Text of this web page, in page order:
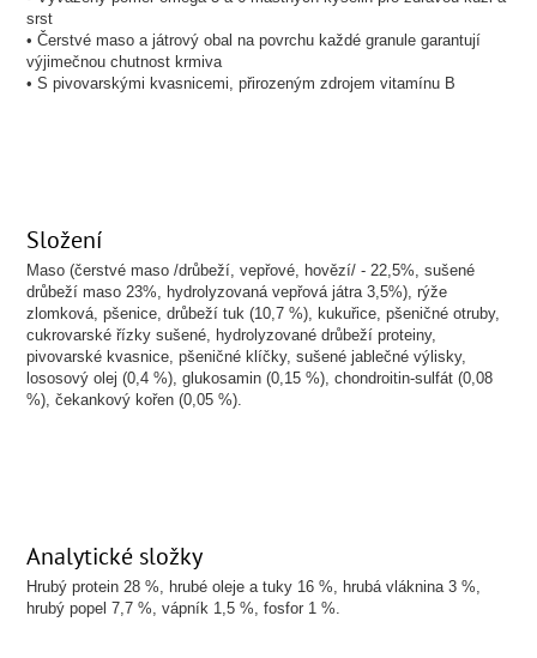
srst
• Čerstvé maso a játrový obal na povrchu každé granule garantují
výjimečnou chutnost krmiva
• S pivovarskými kvasnicemi, přirozeným zdrojem vitamínu B
Složení
Maso (čerstvé maso /drůbeží, vepřové, hovězí/ - 22,5%, sušené
drůbeží maso 23%, hydrolyzovaná vepřová játra 3,5%), rýže
zlomková, pšenice, drůbeží tuk (10,7 %), kukuřice, pšeničné otruby,
cukrovarské řízky sušené, hydrolyzované drůbeží proteiny,
pivovarské kvasnice, pšeničné klíčky, sušené jablečné výlisky,
lososový olej (0,4 %), glukosamin (0,15 %), chondroitin-sulfát (0,08
%), čekankový kořen (0,05 %).
Analytické složky
Hrubý protein 28 %, hrubé oleje a tuky 16 %, hrubá vláknina 3 %,
hrubý popel 7,7 %, vápník 1,5 %, fosfor 1 %.